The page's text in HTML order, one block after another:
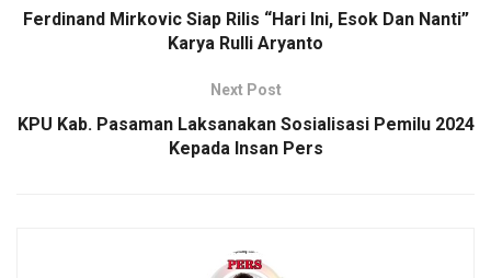
Ferdinand Mirkovic Siap Rilis “Hari Ini, Esok Dan Nanti”
Karya Rulli Aryanto
Next Post
KPU Kab. Pasaman Laksanakan Sosialisasi Pemilu 2024
Kepada Insan Pers